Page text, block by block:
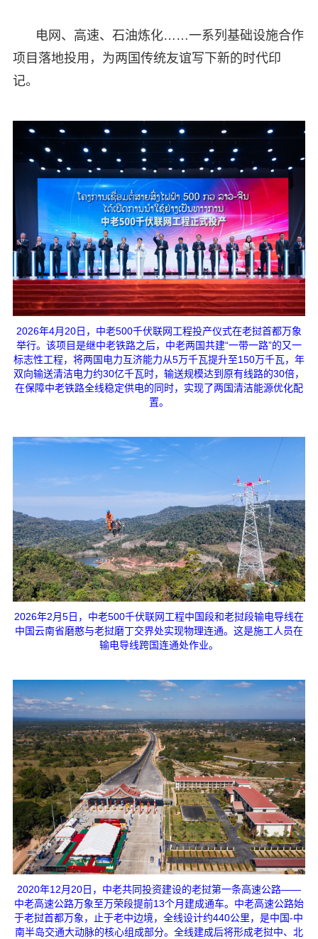
电网、高速、石油炼化……一系列基础设施合作
项目落地投用，为两国传统友谊写下新的时代印
记。
2026年4月20日，中老500千伏联网工程投产仪式在老挝首都万象
举行。该项目是继中老铁路之后，中老两国共建“一带一路”的又一
标志性工程，将两国电力互济能力从5万千瓦提升至150万千瓦，年
双向输送清洁电力约30亿千瓦时，输送规模达到原有线路的30倍，
在保障中老铁路全线稳定供电的同时，实现了两国清洁能源优化配
置。
2026年2月5日，中老500千伏联网工程中国段和老挝段输电导线在
中国云南省磨憨与老挝磨丁交界处实现物理连通。这是施工人员在
输电导线跨国连通处作业。
2020年12月20日，中老共同投资建设的老挝第一条高速公路——
中老高速公路万象至万荣段提前13个月建成通车。中老高速公路始
于老挝首都万象，止于老中边境，全线设计约440公里，是中国-中
南半岛交通大动脉的核心组成部分。全线建成后将形成老挝中、北